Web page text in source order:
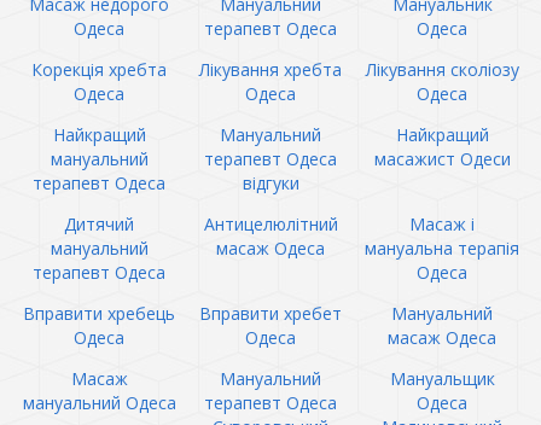
Одеса
терапевт Одеса
Одеса
Корекція хребта
Одеса
Лікування хребта
Одеса
Лікування сколіозу
Одеса
Найкращий
мануальний
терапевт Одеса
Мануальний
терапевт Одеса
відгуки
Найкращий
масажист Одеси
Дитячий
мануальний
терапевт Одеса
Антицелюлітний
масаж Одеса
Масаж і
мануальна терапія
Одеса
Вправити хребець
Одеса
Вправити хребет
Одеса
Мануальний
масаж Одеса
Масаж
мануальний Одеса
Мануальний
терапевт Одеса
Мануальщик
Одеса